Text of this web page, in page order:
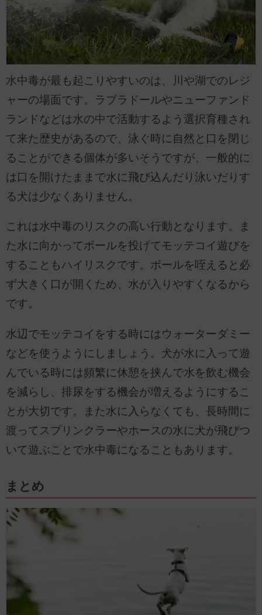
水中毒が最も起こりやすいのは、川や湖でのレジ
ャーの場面です。ラブラドールやニューファンド
ランドなどは水の中で活動するよう選択育種され
て来た歴史があるので、泳ぐ時に自然と口を閉じ
ることができる個体が多いそうですが、一般的に
は口を開けたままで水に飛び込んだり泳いだりす
る犬は少なくありません。
これは水中毒のリスクの高い行動となります。ま
た水に向かってボールを投げてモッテコイ遊びを
することもハイリスクです。ボールを咥えると必
ず大きく口が開くため、水が入りやすくなるから
です。
水辺でモッテコイをする時にはウォーターダミー
などを使うようにしましょう。犬が水に入って遊
んでいる時には頻繁に休憩を挟んで水を飲む機会
を減らし、排尿をする機会が増えるようにするこ
とが大切です。また水に入らなくても、長時間に
渡ってスプリンクラーやホースの水に犬が飛びつ
いて遊ぶことで水中毒になることもあります。
まとめ